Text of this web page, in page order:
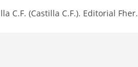
C.F. (Castilla C.F.). Editorial Fher.